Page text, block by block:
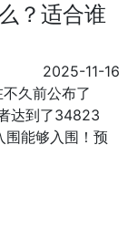
？适合谁
2025-11-16
久前公布了
达到了34823
围能够入围！预